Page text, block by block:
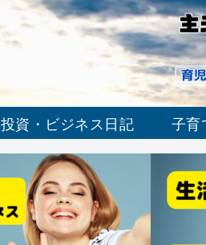
投資・ビジネス日記 子育